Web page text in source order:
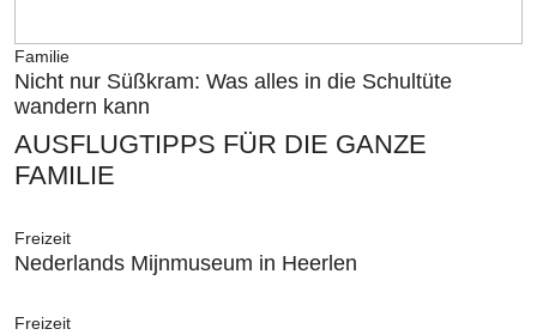
Familie
Nicht nur Süßkram: Was alles in die Schultüte
wandern kann
AUSFLUGTIPPS FÜR DIE GANZE
FAMILIE
Freizeit
Nederlands Mijnmuseum in Heerlen
Freizeit